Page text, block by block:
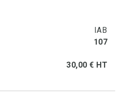
IAB
107
30,00 € HT